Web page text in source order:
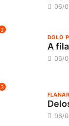
06/
2
DOLO
A
06/
3
06/